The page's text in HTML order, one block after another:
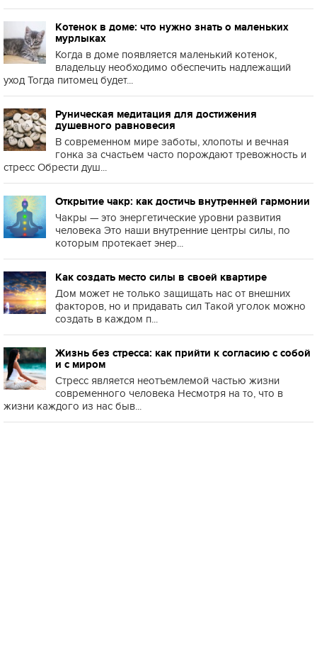
Котенок в доме: что нужно знать о маленьких
мурлыках
Когда в доме появляется маленький котенок,
владельцу необходимо обеспечить надлежащий
уход Тогда питомец будет...
Руническая медитация для достижения
душевного равновесия
В современном мире заботы, хлопоты и вечная
гонка за счастьем часто порождают тревожность и
стресс Обрести душ...
Открытие чакр: как достичь внутренней гармонии
Чакры — это энергетические уровни развития
человека Это наши внутренние центры силы, по
которым протекает энер...
Как создать место силы в своей квартире
Дом может не только защищать нас от внешних
факторов, но и придавать сил Такой уголок можно
создать в каждом п...
Жизнь без стресса: как прийти к согласию с собой
и с миром
Стресс является неотъемлемой частью жизни
современного человека Несмотря на то, что в
жизни каждого из нас быв...